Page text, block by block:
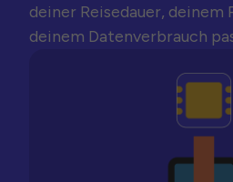
deiner Reisedauer, deinem
deinem Datenverbrauch